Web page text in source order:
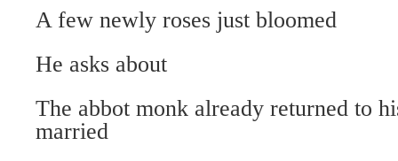
A few newly roses just bloomed
He asks about
The abbot monk already returned to
married